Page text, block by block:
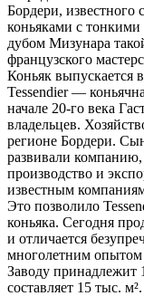
Бордери,
коньяками с
дубом Мизунара
французского
Коньяк выпускается
Tessendier —
начале 20-го века
владельцев.
регионе Бордери.
развивали компанию,
производство и
известным
Это позволило
коньяка. Сегодня
и отличается
многолетним опытом
Заводу принадлежит
составляет 15 тыс. м².